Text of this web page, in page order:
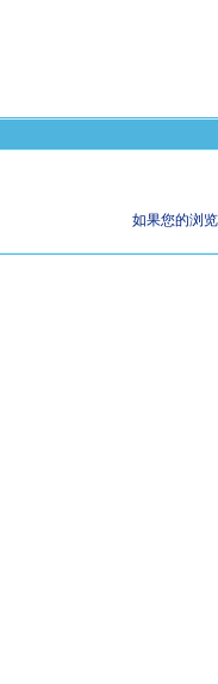
如果您的浏